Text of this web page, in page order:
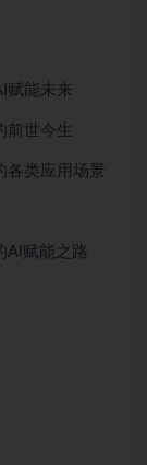
赋能未来
世今生
各类应用场景
Al赋能之路